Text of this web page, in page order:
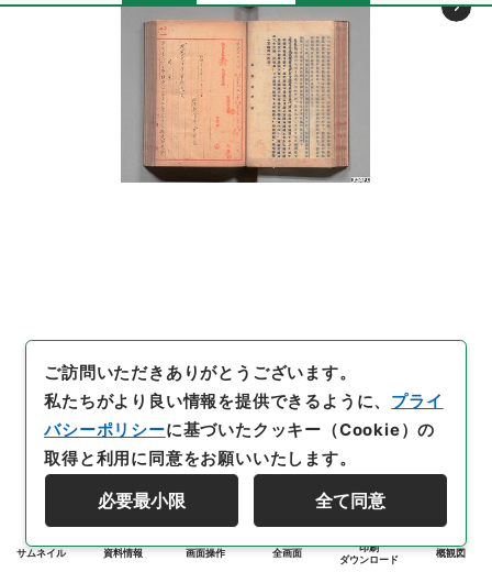
サムネイル 資料情報 画面操作 全画面
印刷
ダウンロード
概観図
ご訪問いただきありがとうございます。
私たちがより良い情報を提供できるように、 プライ
バシーポリシーに基づいたクッキー（Cookie）の
取得と利用に同意をお願いいたします。
必要最小限 全て同意